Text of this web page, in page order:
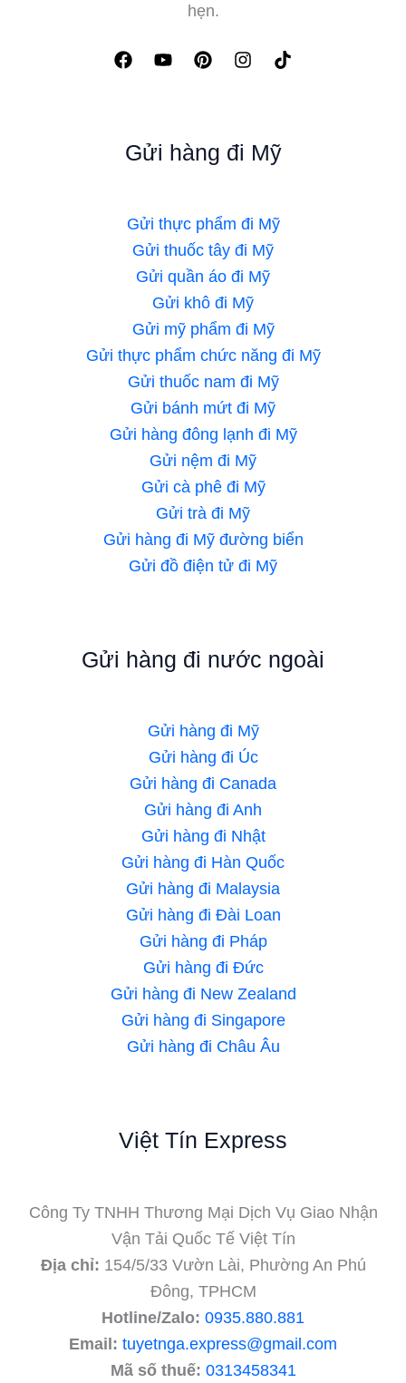
hẹn.
Gửi hàng đi Mỹ
Gửi thực phẩm đi Mỹ
Gửi thuốc tây đi Mỹ
Gửi quần áo đi Mỹ
Gửi khô đi Mỹ
Gửi mỹ phẩm đi Mỹ
Gửi thực phẩm chức năng đi Mỹ
Gửi thuốc nam đi Mỹ
Gửi bánh mứt đi Mỹ
Gửi hàng đông lạnh đi Mỹ
Gửi nệm đi Mỹ
Gửi cà phê đi Mỹ
Gửi trà đi Mỹ
Gửi hàng đi Mỹ đường biển
Gửi đồ điện tử đi Mỹ
Gửi hàng đi nước ngoài
Gửi hàng đi Mỹ
Gửi hàng đi Úc
Gửi hàng đi Canada
Gửi hàng đi Anh
Gửi hàng đi Nhật
Gửi hàng đi Hàn Quốc
Gửi hàng đi Malaysia
Gửi hàng đi Đài Loan
Gửi hàng đi Pháp
Gửi hàng đi Đức
Gửi hàng đi New Zealand
Gửi hàng đi Singapore
Gửi hàng đi Châu Âu
Việt Tín Express
Công Ty TNHH Thương Mại Dịch Vụ Giao Nhận
Vận Tải Quốc Tế Việt Tín
Địa chỉ: 154/5/33 Vườn Lài, Phường An Phú
Đông, TPHCM
Hotline/Zalo: 0935.880.881
Email: tuyetnga.express@gmail.com
Mã số thuế: 0313458341